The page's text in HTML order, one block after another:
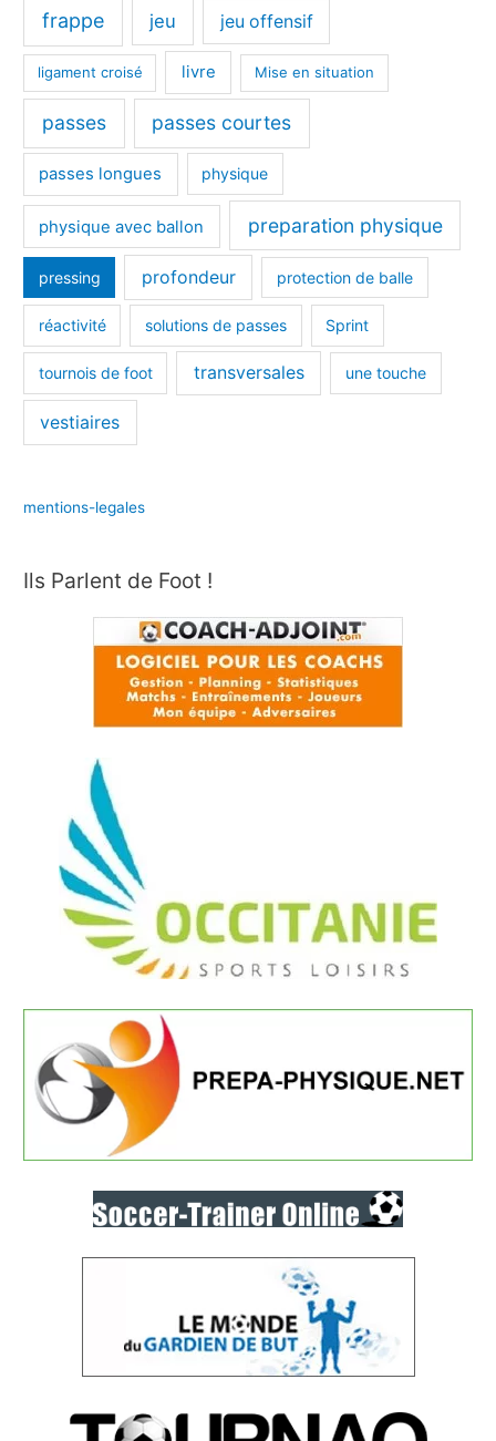
frappe jeu jeu offensif
ligament croisé livre Mise en situation
passes passes courtes
passes longues physique
physique avec ballon preparation physique
pressing profondeur protection de balle
réactivité solutions de passes Sprint
tournois de foot transversales une touche
vestiaires
mentions-legales
Ils Parlent de Foot !